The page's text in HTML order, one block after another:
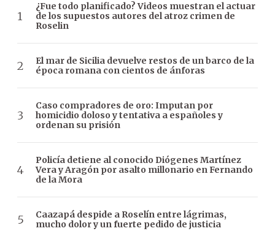
¿Fue todo planificado? Videos muestran el actuar
de los supuestos autores del atroz crimen de
Roselin
El mar de Sicilia devuelve restos de un barco de la
época romana con cientos de ánforas
Caso compradores de oro: Imputan por
homicidio doloso y tentativa a españoles y
ordenan su prisión
Policía detiene al conocido Diógenes Martínez
Vera y Aragón por asalto millonario en Fernando
de la Mora
Caazapá despide a Roselín entre lágrimas,
mucho dolor y un fuerte pedido de justicia